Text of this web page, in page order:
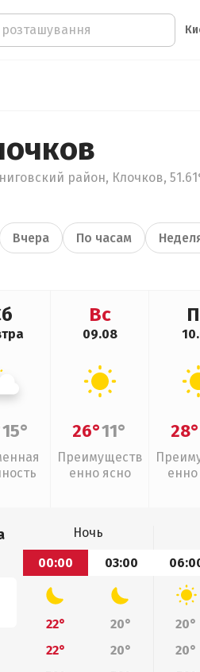
район, Клочков,
Вчера По часам
15°
Вс
09.08
26°11°
Преимуществ
енно ясно
28°
енно
Ночь
00:00
03:00
22° 20° 20°
22°
20° 20°